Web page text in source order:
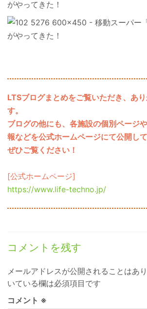
LTSブログまとめをご覧いただき、あ
す。
ブログの他にも、各施設の個別ページ
報などを公式ホームページにて公開して
ぜひご覧ください！
[公式ホームページ]
https://www.life-techno.jp/
コメントを残す
メールアドレスが公開されることはあり
いている欄は必須項目です
コメント ※